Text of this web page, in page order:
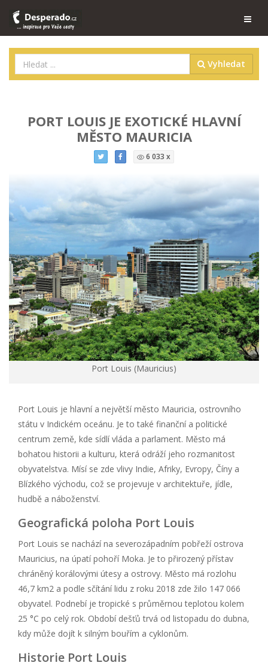
Vyhledat
PORT LOUIS JE EXOTICKÉ HLAVNÍ
MĚSTO MAURICIA
6 033 x
Port Louis (Mauricius)
Port Louis je hlavní a největší město Mauricia, ostrovního
státu v Indickém oceánu. Je to také finanční a politické
centrum země, kde sídlí vláda a parlament. Město má
bohatou historii a kulturu, která odráží jeho rozmanitost
obyvatelstva. Mísí se zde vlivy Indie, Afriky, Evropy, Číny a
Blízkého východu, což se projevuje v architektuře, jídle,
hudbě a náboženství.
Geografická poloha Port Louis
Port Louis se nachází na severozápadním pobřeží ostrova
Mauricius, na úpatí pohoří Moka. Je to přirozený přístav
chráněný korálovými útesy a ostrovy. Město má rozlohu
46,7 km2 a podle sčítání lidu z roku 2018 zde žilo 147 066
obyvatel. Podnebí je tropické s průměrnou teplotou kolem
25 °C po celý rok. Období dešťů trvá od listopadu do dubna,
kdy může dojít k silným bouřím a cyklonům.
Historie Port Louis